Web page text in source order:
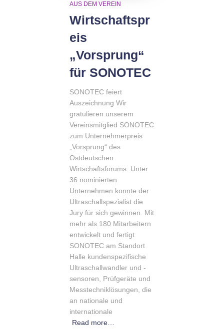
AUS DEM VEREIN
Wirtschaftspr
eis
„Vorsprung“
für SONOTEC
SONOTEC feiert
Auszeichnung Wir
gratulieren unserem
Vereinsmitglied SONOTEC
zum Unternehmerpreis
„Vorsprung“ des
Ostdeutschen
Wirtschaftsforums. Unter
36 nominierten
Unternehmen konnte der
Ultraschallspezialist die
Jury für sich gewinnen. Mit
mehr als 180 Mitarbeitern
entwickelt und fertigt
SONOTEC am Standort
Halle kundenspezifische
Ultraschallwandler und -
sensoren, Prüfgeräte und
Messtechniklösungen, die
an nationale und
internationale
Read more…